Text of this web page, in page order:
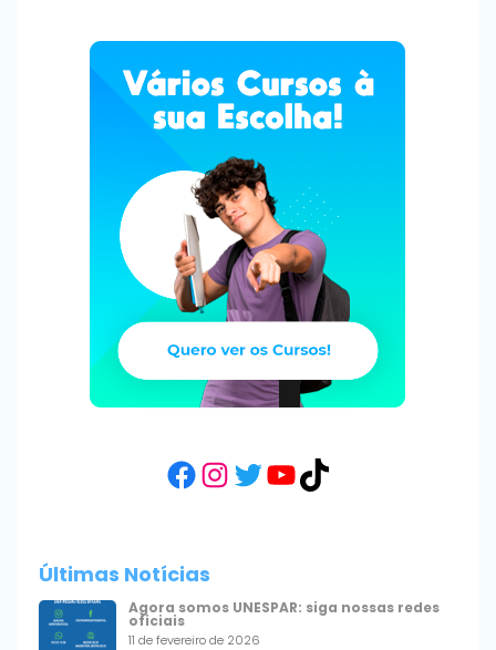
Facebook
Instagram
Twitter
YouTube
TikTok
Últimas Notícias
Agora somos UNESPAR: siga nossas redes
oficiais
11 de fevereiro de 2026